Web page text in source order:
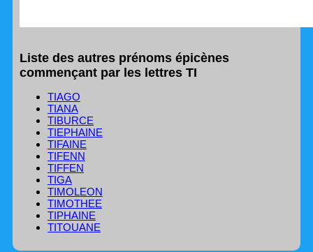
Liste des autres prénoms épicènes
commençant par les lettres TI
TIAGO
TIANA
TIBURCE
TIEPHAINE
TIFAINE
TIFENN
TIFFEN
TIGA
TIMOLEON
TIMOTHEE
TIPHAINE
TITOUANE